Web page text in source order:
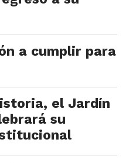
a cumplir para
el Jardín
su